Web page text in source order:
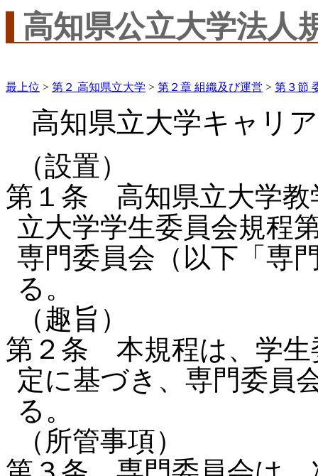
高知県公立大学法人
最上位 > 第２ 高知県立大学 > 第２章 組織及び運営 > 第３節
高知県立大学キャリ
（設置）
第１条 高知県立大学教
立大学学生委員会規程
専門委員会（以下「専
る。
（趣旨）
第２条 本規程は、学生
定に基づき、専門委員
る。
（所管事項）